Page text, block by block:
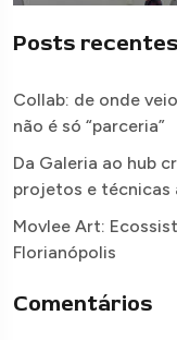
Posts recentes
Collab: de onde
não é só “parceria”
Da Galeria ao hub
projetos e técnicas
Movlee Art:
Florianópolis
Comentários